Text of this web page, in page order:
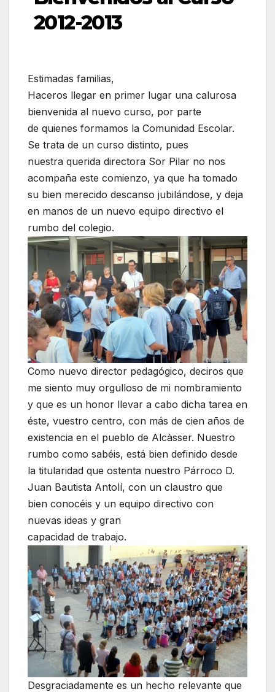
2012-2013
Estimadas familias,
Haceros llegar en primer lugar una calurosa
bienvenida al nuevo curso, por parte
de quienes formamos la Comunidad Escolar.
Se trata de un curso distinto, pues
nuestra querida directora Sor Pilar no nos
acompaña este comienzo, ya que ha tomado
su bien merecido descanso jubilándose, y deja
en manos de un nuevo equipo directivo el
rumbo del colegio.
Como nuevo director pedagógico, deciros que
me siento muy orgulloso de mi nombramiento
y que es un honor llevar a cabo dicha tarea en
éste, vuestro centro, con más de cien años de
existencia en el pueblo de Alcàsser. Nuestro
rumbo como sabéis, está bien definido desde
la titularidad que ostenta nuestro Párroco D.
Juan Bautista Antolí, con un claustro que
bien conocéis y un equipo directivo con
nuevas ideas y gran
capacidad de trabajo.
Desgraciadamente es un hecho relevante que